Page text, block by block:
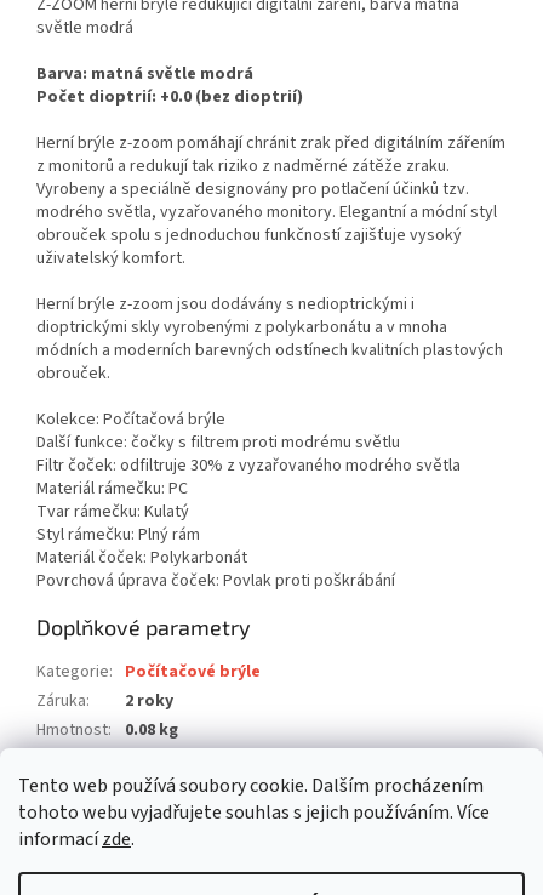
Tento web používá soubory cookie. Dalším procházením
tohoto webu vyjadřujete souhlas s jejich používáním. Více
informacízde.
Z-ZOOM herní brýle redukující digitální záření, barva matná
světle modrá
Barva: matná světle modrá
Počet dioptrií: +0.0 (bez dioptrií)
Herní brýle z-zoom pomáhají chránit zrak před digitálním zářením
z monitorů a redukují tak riziko z nadměrné zátěže zraku.
Vyrobeny a speciálně designovány pro potlačení účinků tzv.
modrého světla, vyzařovaného monitory. Elegantní a módní styl
obrouček spolu s jednoduchou funkčností zajišťuje vysoký
uživatelský komfort.
Herní brýle z-zoom jsou dodávány s nedioptrickými i
dioptrickými skly vyrobenými z polykarbonátu a v mnoha
módních a moderních barevných odstínech kvalitních plastových
obrouček.
Kolekce: Počítačová brýle
Další funkce: čočky s filtrem proti modrému světlu
Filtr čoček: odfiltruje 30% z vyzařovaného modrého světla
Materiál rámečku: PC
Tvar rámečku: Kulatý
Styl rámečku: Plný rám
Materiál čoček: Polykarbonát
Povrchová úprava čoček: Povlak proti poškrábání
Doplňkové parametry
Kategorie: Počítačové brýle
Záruka:
2 roky
Hmotnost:
0.08 kg
Barva: Modrá